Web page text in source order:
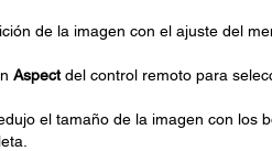
de la imagen con el ajuste del
Aspectdel control remoto para
el tamaño de la imagen con los